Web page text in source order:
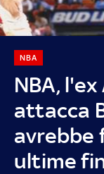
NBA,
attacca
avrebbe
ultime
NBA